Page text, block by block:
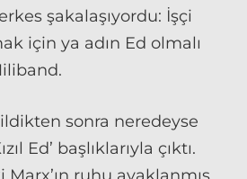
şakalaşıyordu: İşçi
için ya adın Ed olmalı
sonra neredeyse
Ed’ başlıklarıyla çıktı.